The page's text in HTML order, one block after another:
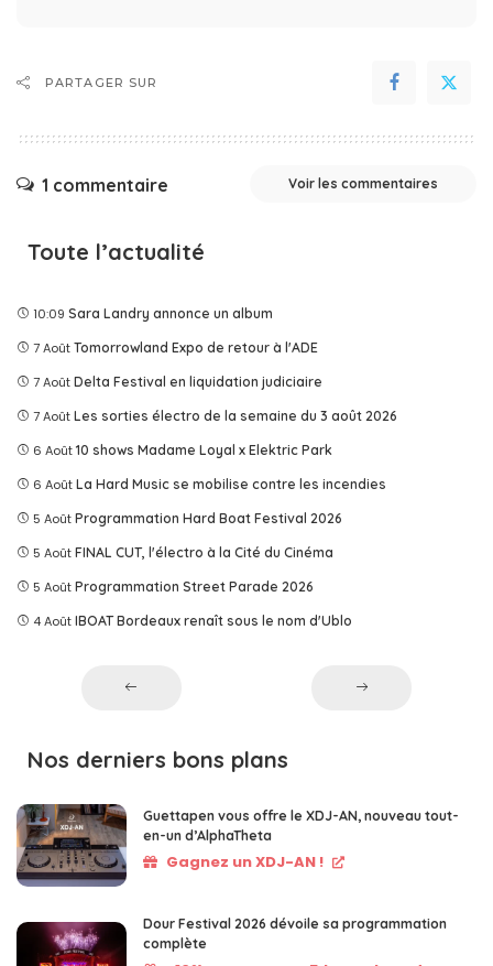
PARTAGER SUR
1 commentaire Voir les commentaires
Toute l’actualité
10:09 Sara Landry annonce un album
7 Août Tomorrowland Expo de retour à l'ADE
7 Août Delta Festival en liquidation judiciaire
7 Août Les sorties électro de la semaine du 3 août 2026
6 Août 10 shows Madame Loyal x Elektric Park
6 Août La Hard Music se mobilise contre les incendies
5 Août Programmation Hard Boat Festival 2026
5 Août FINAL CUT, l'électro à la Cité du Cinéma
5 Août Programmation Street Parade 2026
4 Août IBOAT Bordeaux renaît sous le nom d'Ublo
Nos derniers bons plans
Guettapen vous offre le XDJ-AN, nouveau tout-
en-un d’AlphaTheta
Gagnez un XDJ-AN !
Dour Festival 2026 dévoile sa programmation
complète